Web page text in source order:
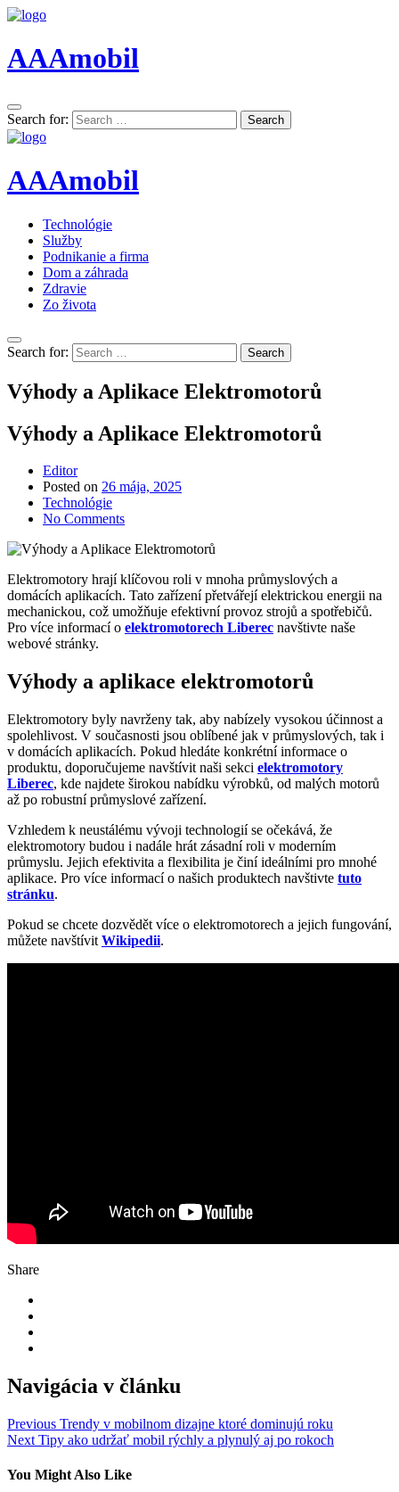
AAAmobil
Search for: Search
AAAmobil
Technológie
Služby
Podnikanie a firma
Dom a záhrada
Zdravie
Zo života
Search for: Search
Výhody a Aplikace Elektromotorů
Výhody a Aplikace Elektromotorů
Editor
Posted on 26 mája, 2025
Technológie
No Comments
Elektromotory hrají klíčovou roli v mnoha průmyslových a
domácích aplikacích. Tato zařízení přetvářejí elektrickou energii na
mechanickou, což umožňuje efektivní provoz strojů a spotřebičů.
Pro více informací o elektromotorech Liberec navštivte naše
webové stránky.
Výhody a aplikace elektromotorů
Elektromotory byly navrženy tak, aby nabízely vysokou účinnost a
spolehlivost. V současnosti jsou oblíbené jak v průmyslových, tak i
v domácích aplikacích. Pokud hledáte konkrétní informace o
produktu, doporučujeme navštívit naši sekci elektromotory
Liberec, kde najdete širokou nabídku výrobků, od malých motorů
až po robustní průmyslové zařízení.
Vzhledem k neustálému vývoji technologií se očekává, že
elektromotory budou i nadále hrát zásadní roli v moderním
průmyslu. Jejich efektivita a flexibilita je činí ideálními pro mnohé
aplikace. Pro více informací o našich produktech navštivte tuto
stránku.
Pokud se chcete dozvědět více o elektromotorech a jejich fungování,
můžete navštívit Wikipedii.
Share
Navigácia v článku
Previous Trendy v mobilnom dizajne ktoré dominujú roku
Next Tipy ako udržať mobil rýchly a plynulý aj po rokoch
You Might Also Like